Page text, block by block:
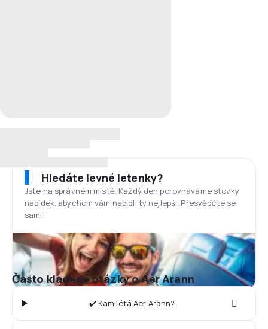
Hledáte levné letenky?
Jste na správném místě. Každý den porovnáváme stovky
nabídek, abychom vám nabídli ty nejlepší. Přesvědčte se
sami!
Často kladené otázky o Aer Arann
✔️ Kam létá Aer Arann?